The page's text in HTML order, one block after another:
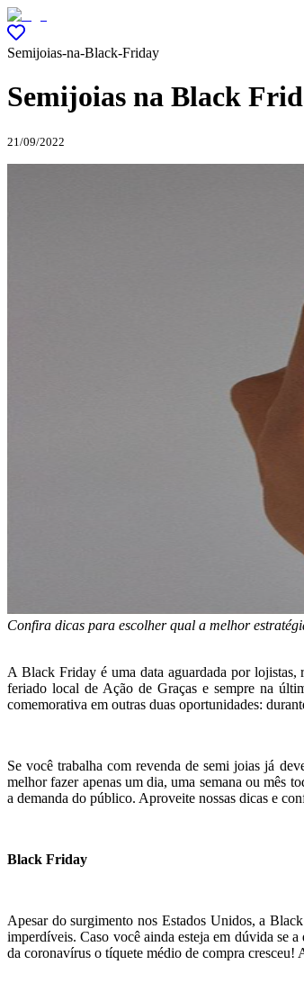
Semijoias-na-Black-Friday
Semijoias na Black
21/09/2022
Confira dicas para escolher qual a melhor
A Black Friday é uma data aguardada por
feriado local de Ação de Graças e sempre na
comemorativa em outras duas oportunidades:
Se você trabalha com revenda de semi joias já
melhor fazer apenas um dia, uma semana ou mês
a demanda do público. Aproveite nossas dicas e
Black Friday
Apesar do surgimento nos Estados Unidos, a
imperdíveis. Caso você ainda esteja em dúvida se
da coronavírus o tíquete médio de compra cresceu!